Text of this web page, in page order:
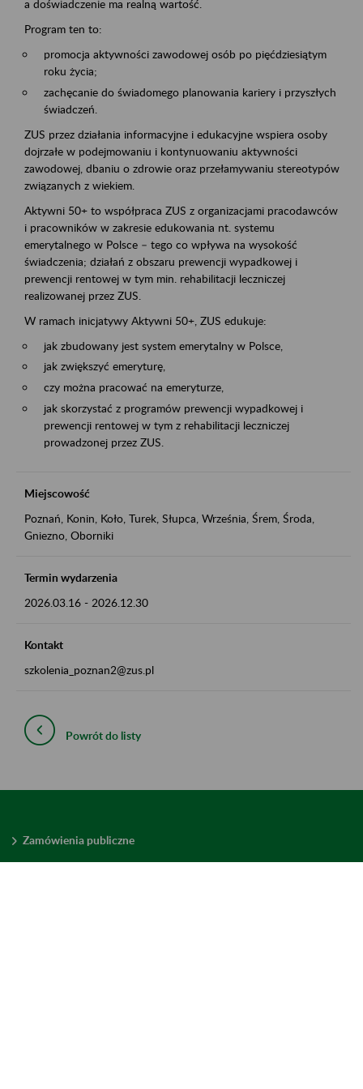
a doświadczenie ma realną wartość.
Program ten to:
promocja aktywności zawodowej osób po pięćdziesiątym
roku życia;
zachęcanie do świadomego planowania kariery i przyszłych
świadczeń.
ZUS przez działania informacyjne i edukacyjne wspiera osoby
dojrzałe w podejmowaniu i kontynuowaniu aktywności
zawodowej, dbaniu o zdrowie oraz przełamywaniu stereotypów
związanych z wiekiem.
Aktywni 50+ to współpraca ZUS z organizacjami pracodawców
i pracowników w zakresie edukowania nt. systemu
emerytalnego w Polsce – tego co wpływa na wysokość
świadczenia; działań z obszaru prewencji wypadkowej i
prewencji rentowej w tym min. rehabilitacji leczniczej
realizowanej przez ZUS.
W ramach inicjatywy Aktywni 50+, ZUS edukuje:
jak zbudowany jest system emerytalny w Polsce,
jak zwiększyć emeryturę,
czy można pracować na emeryturze,
jak skorzystać z programów prewencji wypadkowej i
prewencji rentowej w tym z rehabilitacji leczniczej
prowadzonej przez ZUS.
Miejscowość
Poznań, Konin, Koło, Turek, Słupca, Września, Śrem, Środa,
Gniezno, Oborniki
Termin wydarzenia
2026.03.16 - 2026.12.30
Kontakt
szkolenia_poznan2@zus.pl
Powrót do listy
Zamówienia publiczne